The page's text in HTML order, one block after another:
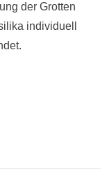
der Grotten
individuell